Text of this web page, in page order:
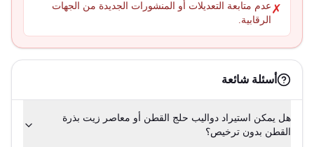
✗ عدم متابعة التعديلات أو المنشورات الجديدة من الجهات
الرقابية.
أسئلة شائعة
هل يمكن استيراد دواليب حلج القطن أو معاصر زيت بذرة
القطن بدون ترخيص؟